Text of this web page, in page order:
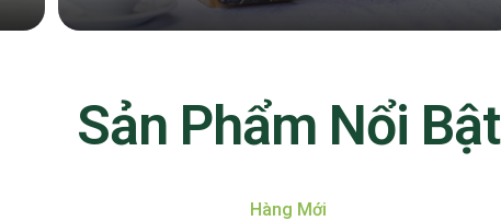
Sản Phẩm Nổi Bật
Hàng Mới